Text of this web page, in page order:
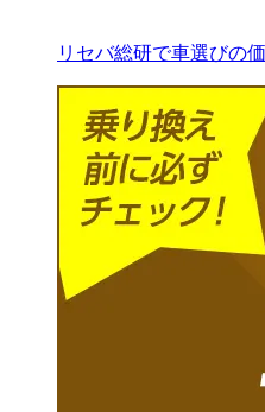
リセバ総研で車選びの